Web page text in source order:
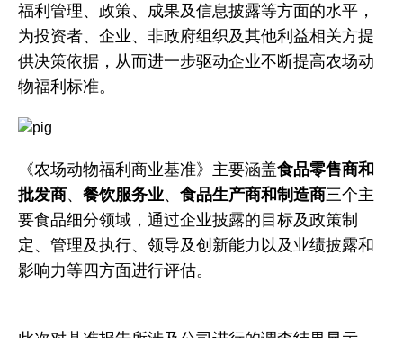
福利管理、政策、成果及信息披露等方面的水平，
为投资者、企业、非政府组织及其他利益相关方提
供决策依据，从而进一步驱动企业不断提高农场动
物福利标准。
《农场动物福利商业基准》主要涵盖食品零售商和
批发商、 餐饮服务业、 食品生产商和制造商三个主
要食品细分领域，通过企业披露的目标及政策制
定、管理及执行、领导及创新能力以及业绩披露和
影响力等四方面进行评估。